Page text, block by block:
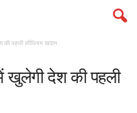
की पहली लीथियम खदान
खुलेगी देश की पहली